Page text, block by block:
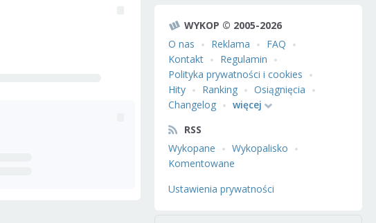
WYKOP © 2005-2026
O nas
Reklama
FAQ
Kontakt
Regulamin
Polityka prywatności i cookies
Hity
Ranking
Osiągnięcia
Changelog
więcej
RSS
Wykopane
Wykopalisko
Komentowane
Ustawienia prywatności